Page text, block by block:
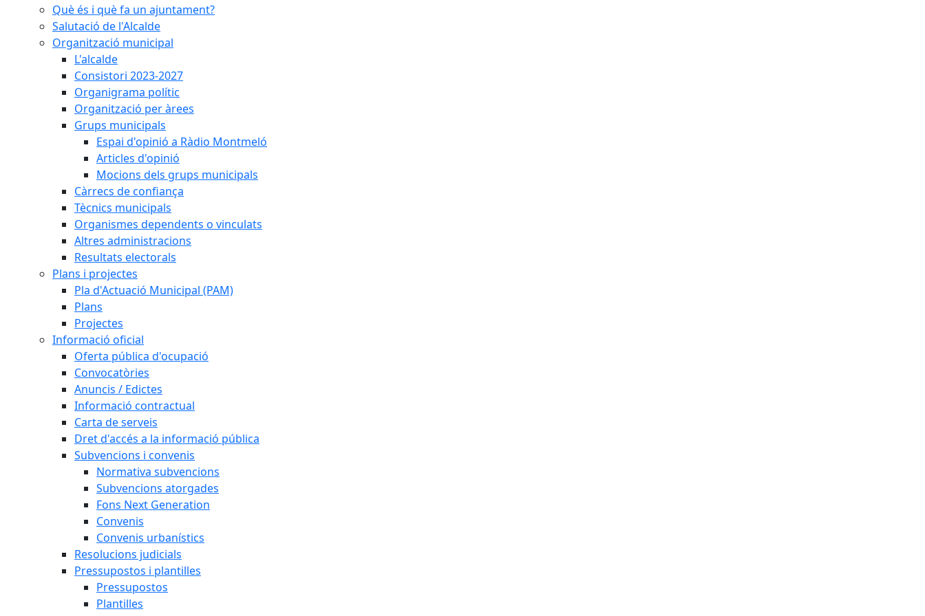
Què és i què fa un ajuntament?
Salutació de l'Alcalde
Organització municipal
L'alcalde
Consistori 2023-2027
Organigrama polític
Organització per àrees
Grups municipals
Espai d'opinió a Ràdio Montmeló
Articles d'opinió
Mocions dels grups municipals
Càrrecs de confiança
Tècnics municipals
Organismes dependents o vinculats
Altres administracions
Resultats electorals
Plans i projectes
Pla d'Actuació Municipal (PAM)
Plans
Projectes
Informació oficial
Oferta pública d'ocupació
Convocatòries
Anuncis / Edictes
Informació contractual
Carta de serveis
Dret d'accés a la informació pública
Subvencions i convenis
Normativa subvencions
Subvencions atorgades
Fons Next Generation
Convenis
Convenis urbanístics
Resolucions judicials
Pressupostos i plantilles
Pressupostos
Plantilles